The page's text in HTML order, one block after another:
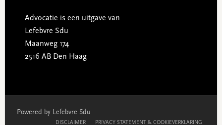
Advocatie is een uitgave van
Lefebvre Sdu
Maanweg 174
2516 AB Den Haag
Powered by Lefebvre Sdu
DISCLAIMER PRIVACY STATEMENT & COOKIEVERKLARING